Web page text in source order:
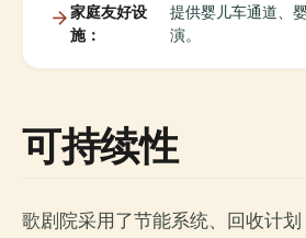
家庭友好设
施：
提供婴儿车通道、
演。
可持续性
歌剧院采用了节能系统、回收计